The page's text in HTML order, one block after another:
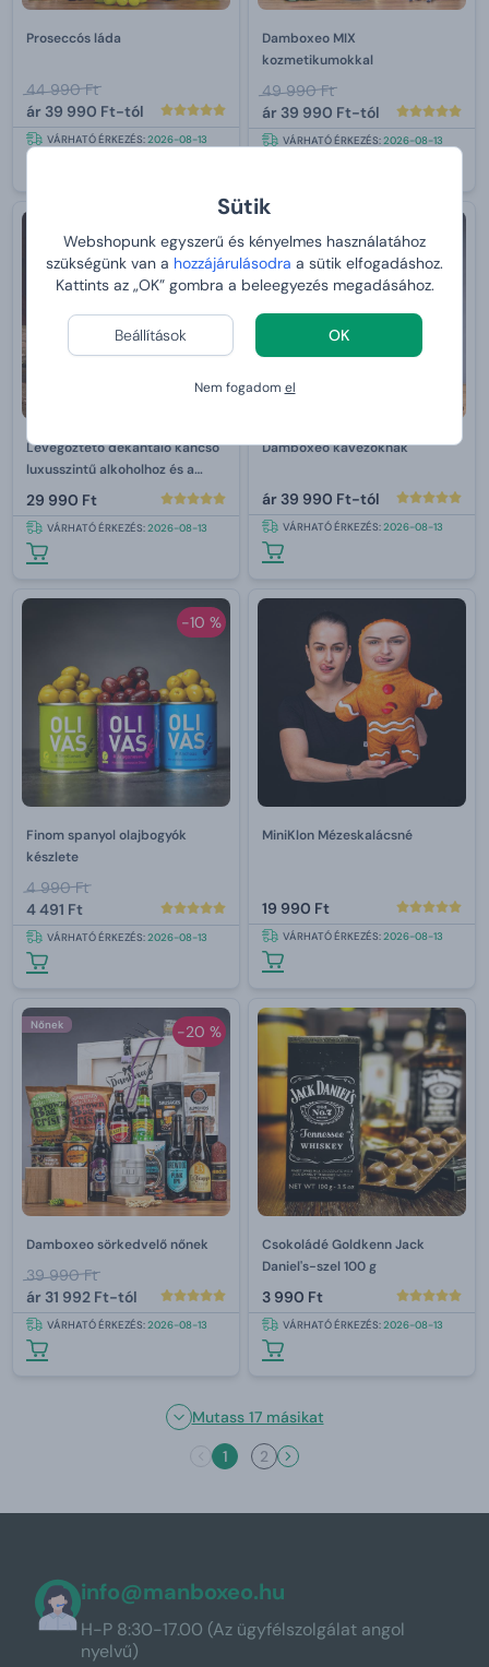
Sütik
Webshopunk egyszerű és kényelmes használatához
szükségünk van a hozzájárulásodra a sütik elfogadáshoz.
Kattints az „OK” gombra a beleegyezés megadásához.
Beállítások OK
Nem fogadom el
Proseccós láda
44 990 Ft
ár39 990 Ft-tól
VÁRHATÓ ÉRKEZÉS:2026-08-13
Damboxeo MIX
kozmetikumokkal
49 990 Ft
ár39 990 Ft-tól
VÁRHATÓ ÉRKEZÉS:2026-08-13
Levegőztető dekantáló kancsó
luxusszintű alkoholhoz és a
tartozékai 850 ml
29 990 Ft
VÁRHATÓ ÉRKEZÉS:2026-08-13
Damboxeo kávézóknak
ár39 990 Ft-tól
VÁRHATÓ ÉRKEZÉS:2026-08-13
-10 %
Finom spanyol olajbogyók
készlete
4 990 Ft
4 491 Ft
VÁRHATÓ ÉRKEZÉS:2026-08-13
MiniKlon Mézeskalácsné
19 990 Ft
VÁRHATÓ ÉRKEZÉS:2026-08-13
-20 %
Nőnek
Damboxeo sörkedvelő nőnek
39 990 Ft
ár31 992 Ft-tól
VÁRHATÓ ÉRKEZÉS:2026-08-13
Csokoládé Goldkenn Jack
Daniel's-szel 100 g
3 990 Ft
VÁRHATÓ ÉRKEZÉS:2026-08-13
Mutass 17 másikat
1
2
info@manboxeo.hu
H-P 8:30-17.00 (Az ügyfélszolgálat angol
nyelvű)